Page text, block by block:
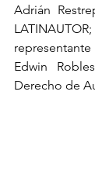
Adrián
Edwin
Derecho de